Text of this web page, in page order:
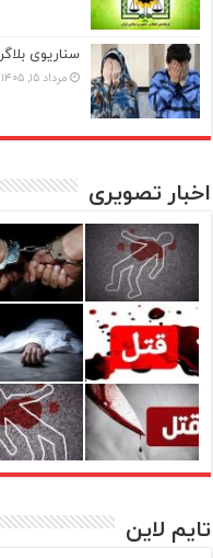
سناریوی
مرداد ۱۵, ۱۴۰۵
اخبار تصویری
تایم لاین